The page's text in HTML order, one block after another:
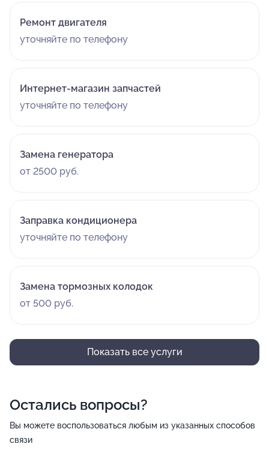
Ремонт двигателя
уточняйте по телефону
Интернет-магазин запчастей
уточняйте по телефону
Замена генератора
от 2500 руб.
Заправка кондиционера
уточняйте по телефону
Замена тормозных колодок
от 500 руб.
Показать все услуги
Остались вопросы?
Вы можете воспользоваться любым из указанных способов
связи